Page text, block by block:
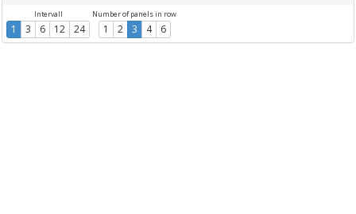
Intervall
1 3 6 12 24
Number of panels in row
1 2 3 4 6